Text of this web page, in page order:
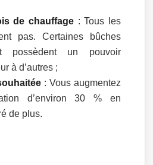
de chauffage : Tous les
pas. Certaines bûches
possèdent un pouvoir
à d’autres ;
: Vous augmentez
d’environ 30 % en
de plus.